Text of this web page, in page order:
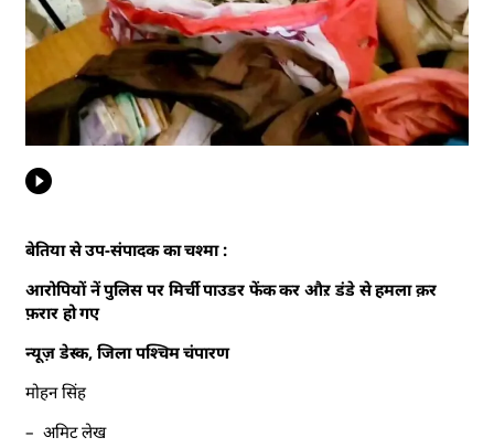
बेतिया से उप-संपादक का चश्मा :
आरोपियों नें पुलिस पर मिर्ची पाउडर फेंक कर औऱ डंडे से हमला क़र
फ़रार हो गए
न्यूज़ डेस्क, जिला पश्चिम चंपारण
मोहन सिंह
– अमिट लेख